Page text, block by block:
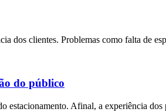
dos clientes. Problemas como falta de
do público
estacionamento. Afinal, a experiência